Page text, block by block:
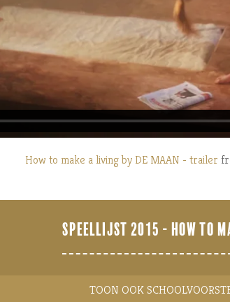
How to make a living by DE MAAN - trailer
SPEELLIJST 2015 - HOW TO
TOON OOK